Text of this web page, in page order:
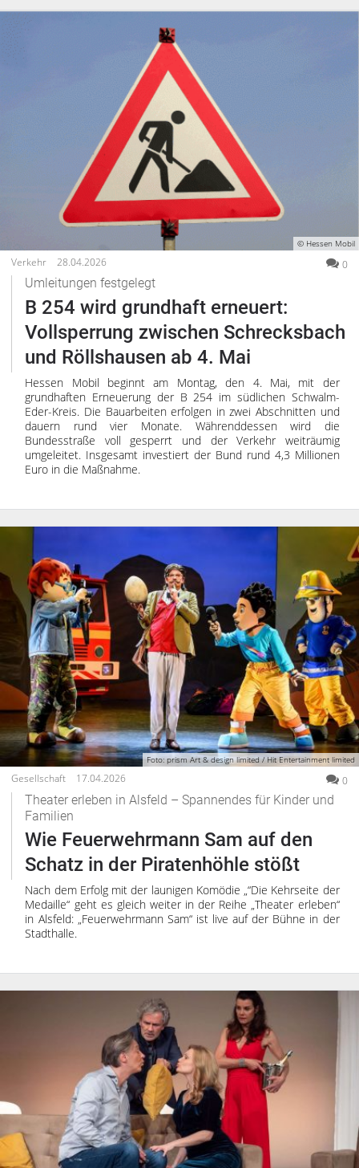
© Hessen Mobil
Verkehr 28.04.2026 0
Umleitungen festgelegt
B 254 wird grundhaft erneuert:
Vollsperrung zwischen Schrecksbach
und Röllshausen ab 4. Mai
Hessen Mobil beginnt am Montag, den 4. Mai, mit der
grundhaften Erneuerung der B 254 im südlichen Schwalm-
Eder-Kreis. Die Bauarbeiten erfolgen in zwei Abschnitten und
dauern rund vier Monate. Währenddessen wird die
Bundesstraße voll gesperrt und der Verkehr weiträumig
umgeleitet. Insgesamt investiert der Bund rund 4,3 Millionen
Euro in die Maßnahme.
Foto: prism Art & design limited / Hit Entertainment limited
Gesellschaft 17.04.2026 0
Theater erleben in Alsfeld – Spannendes für Kinder und
Familien
Wie Feuerwehrmann Sam auf den
Schatz in der Piratenhöhle stößt
Nach dem Erfolg mit der launigen Komödie „“Die Kehrseite der
Medaille“ geht es gleich weiter in der Reihe „Theater erleben“
in Alsfeld: „Feuerwehrmann Sam“ ist live auf der Bühne in der
Stadthalle.